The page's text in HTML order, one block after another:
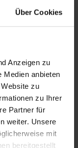
Über Cookies
Anzeigen zu
Medien anbieten
zu
zu Ihrer
Partner für
weiter. Unsere
mit
bereitgestellt